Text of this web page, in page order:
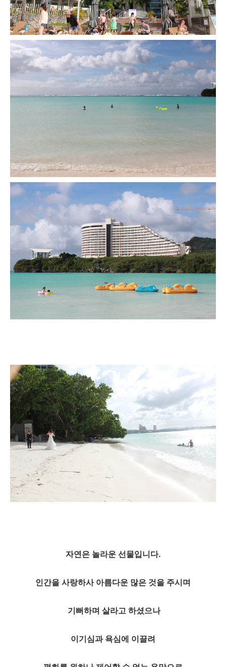
자연은 놀라운 선물입니다.
인간을 사랑하사 아름다운 많은 것을 주시며
기뻐하며 살라고 하셨으나
이기심과 욕심에 이끌려